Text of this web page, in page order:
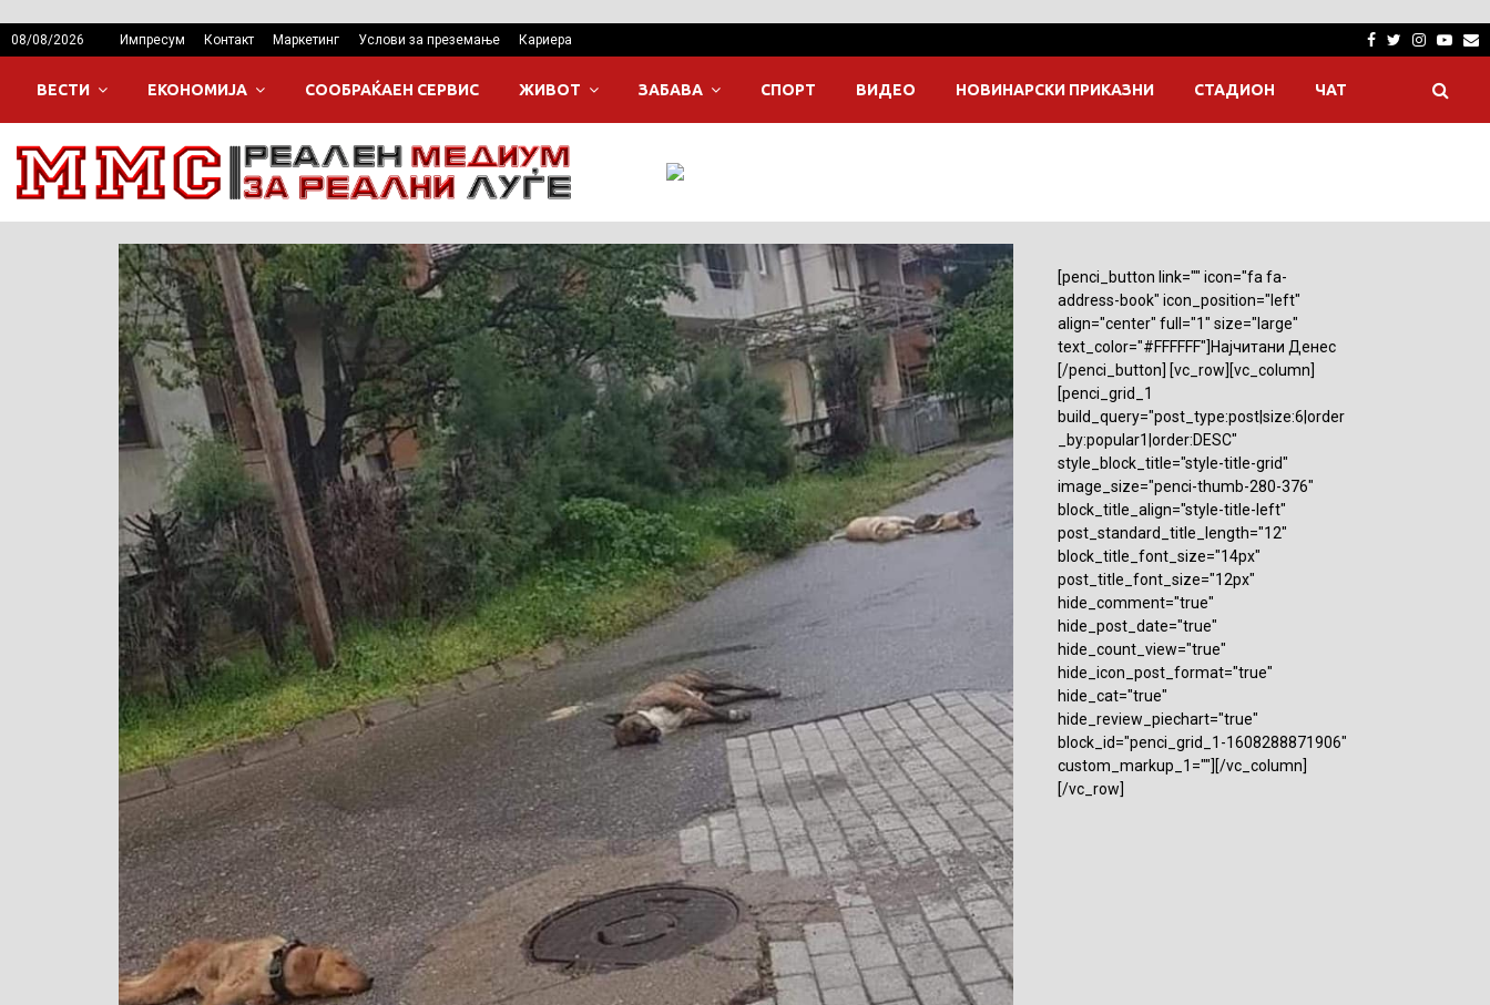
08/08/2026 Импресум Контакт Маркетинг Услови за преземање Кариера Facebook
Twitter
ВЕСТИ ЕКОНОМИЈА СООБРАЌАЕН СЕРВИС ЖИВОТ ЗАБАВА СПОРТ ВИДЕО НОВИНАРСКИ ПРИКАЗНИ СТАДИОН ЧАТ
[penci_button link="" icon="fa fa-
address-book" icon_position="left"
align="center" full="1" size="large"
text_color="#FFFFFF"]Најчитани Денес
[/penci_button] [vc_row][vc_column]
[penci_grid_1
build_query="post_type:post|size:6|order
_by:popular1|order:DESC"
style_block_title="style-title-grid"
image_size="penci-thumb-280-376"
block_title_align="style-title-left"
post_standard_title_length="12"
block_title_font_size="14px"
post_title_font_size="12px"
hide_comment="true"
hide_post_date="true"
hide_count_view="true"
hide_icon_post_format="true"
hide_cat="true"
hide_review_piechart="true"
block_id="penci_grid_1-1608288871906"
custom_markup_1=""][/vc_column]
[/vc_row]